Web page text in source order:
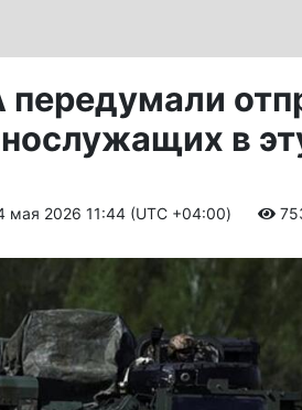
в
мая 2026 11:44 (UTC +04:00)